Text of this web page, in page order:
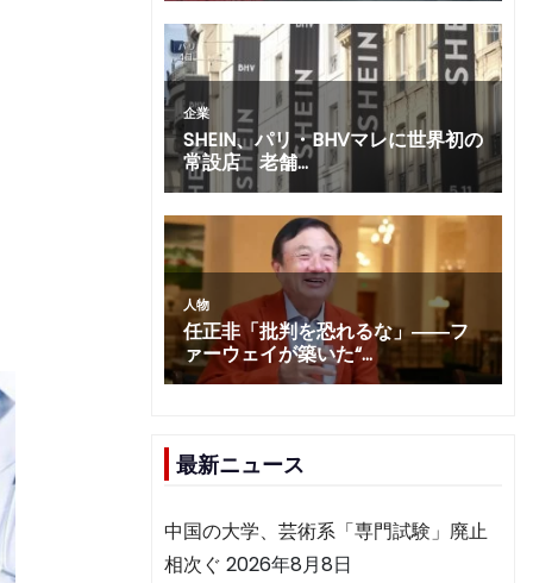
最新ニュース
中国の大学、芸術系「専門試験」廃止
相次ぐ 2026年8月8日